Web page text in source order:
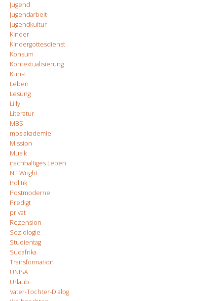
Jugend
Jugendarbeit
Jugendkultur
Kinder
Kindergottesdienst
Konsum
Kontextualisierung
Kunst
Leben
Lesung
Lilly
Literatur
MBS
mbs akademie
Mission
Musik
nachhaltiges Leben
NT Wright
Politik
Postmoderne
Predigt
privat
Rezension
Soziologie
Studientag
Südafrika
Transformation
UNISA
Urlaub
Vater-Tochter-Dialog